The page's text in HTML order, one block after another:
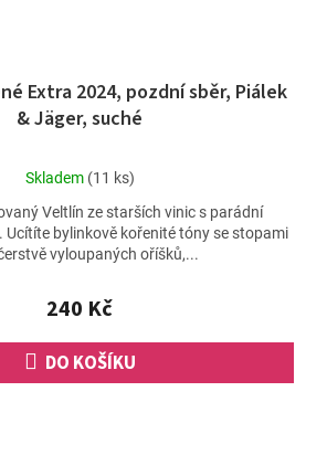
Extra 2024, pozdní sběr, Piálek
& Jäger, suché
Průměrné
produktu
je
5,0
5
hvězdiček.
Skladem (11 ks)
240 Kč
DO KOŠÍKU
Veltlín ze starších vinic s parádní
Ucítíte bylinkově kořenité tóny se stopami
vyloupaných oříšků,...